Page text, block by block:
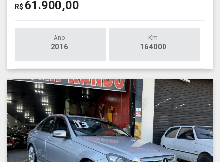
R$ 61.900,00
Ano
2016
Km
164000